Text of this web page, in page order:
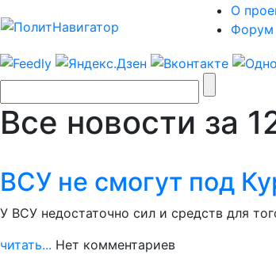
О
Форум
Все новости за
ВСУ не смогут под
У ВСУ недостаточно сил и средств для
читать... Нет комментариев